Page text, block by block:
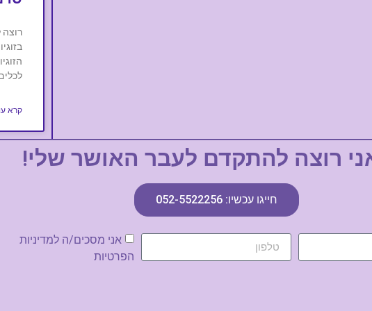
רוצה
קרא
רוצה להתקדם לעבר האושר שלי!
חייגו עכשיו: 052-5522256
אני מסכים/ה למדיניות
הפרטיות